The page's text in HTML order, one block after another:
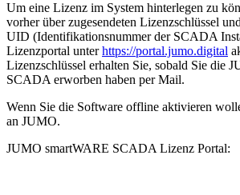
Um eine Lizenz im System hinterlegen zu
vorher über zugesendeten Lizenzschlüssel
UID (Identifikationsnummer der SCADA
Lizenzportal unterhttps://portal.jumo.digital
Lizenzschlüssel erhalten Sie, sobald Sie die
SCADA erworben haben per Mail.
Wenn Sie die Software offline aktivieren
an JUMO.
JUMO smartWARE SCADA Lizenz Portal: